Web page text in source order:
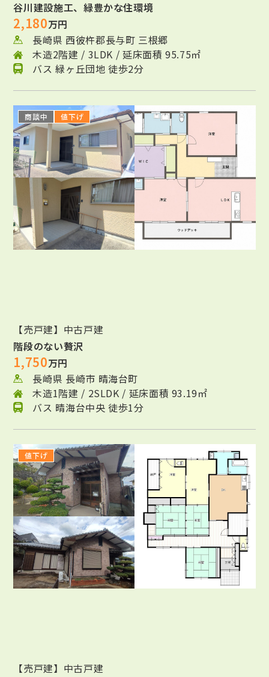
谷川建設施工、緑豊かな住環境
2,180万円
長崎県 西彼杵郡長与町 三根郷
木造2階建 / 3LDK / 延床面積 95.75㎡
バス 緑ヶ丘団地 徒歩2分
商談中 値下げ
【売戸建】中古戸建
階段のない贅沢
1,750万円
長崎県 長崎市 晴海台町
木造1階建 / 2SLDK / 延床面積 93.19㎡
バス 晴海台中央 徒歩1分
値下げ
【売戸建】中古戸建